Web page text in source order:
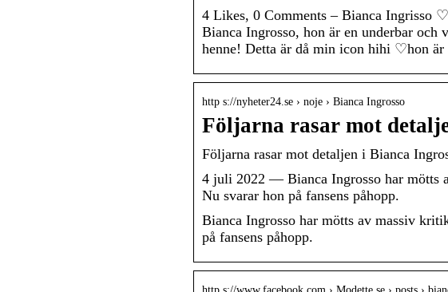
4 Likes, 0 Comments – Bianca Ingrisso
Bianca Ingrosso, hon är en underbar
henne! Detta är då min icon hihi ♡hon är
http s://nyheter24.se › noje › Bianca Ingrosso
Följarna rasar mot
Följarna rasar mot detaljen i Bianca
4 juli 2022 — Bianca Ingrosso har mötts
Nu svarar hon på fansens påhopp.
Bianca Ingrosso har mötts av massiv
på fansens påhopp.